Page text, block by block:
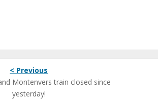
< Previous
Montenvers train closed since
yesterday!